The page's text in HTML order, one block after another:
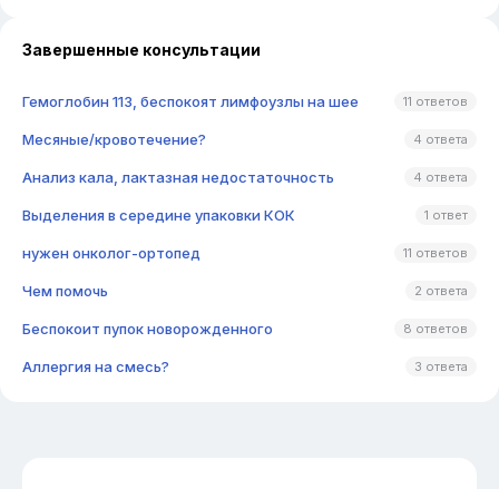
Завершенные консультации
Гемоглобин 113, беспокоят лимфоузлы на шее 11 ответов
Месяные/кровотечение? 4 ответа
Анализ кала, лактазная недостаточность 4 ответа
Выделения в середине упаковки КОК 1 ответ
нужен онколог-ортопед 11 ответов
Чем помочь 2 ответа
Беспокоит пупок новорожденного 8 ответов
Аллергия на смесь? 3 ответа